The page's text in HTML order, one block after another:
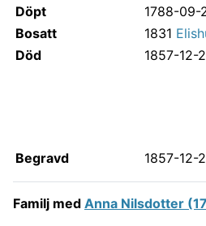
Döpt
1788-09-
Bosatt 1831
Död 1857-12-
Begravd
1857-12-
Familj med Anna Nilsdotter